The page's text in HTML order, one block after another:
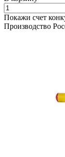
Покажи счет
Производство